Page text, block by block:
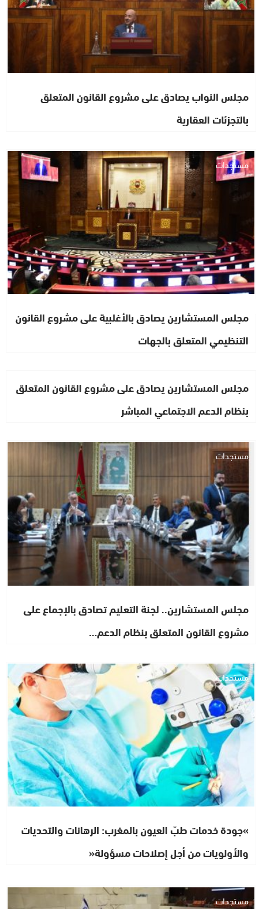
مجلس النواب يصادق على مشروع القانون المتعلق
بالتجزئات العقارية
مستجدات
مجلس المستشارين يصادق بالأغلبية على مشروع القانون
التنظيمي المتعلق بالجهات
مجلس المستشارين يصادق على مشروع القانون المتعلق
بنظام الدعم الاجتماعي المباشر
مستجدات
مجلس المستشارين.. لجنة التعليم تصادق بالإجماع على
مشروع القانون المتعلق بنظام الدعم…
مستجدات
»جودة خدمات طبّ العيون بالمغرب: الرهانات والتحديات
والأولويات من أجل إصلاحات مسؤولة«
مستجدات